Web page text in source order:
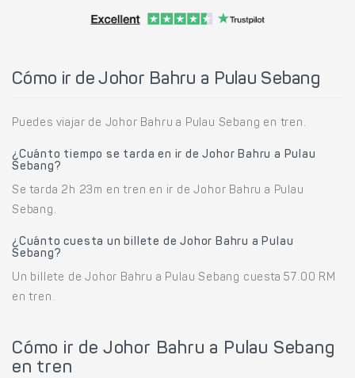
Cómo ir de Johor Bahru a Pulau Sebang
Puedes viajar de Johor Bahru a Pulau Sebang en tren.
¿Cuánto tiempo se tarda en ir de Johor Bahru a Pulau
Sebang?
Se tarda 2h 23m en tren en ir de Johor Bahru a Pulau
Sebang.
¿Cuánto cuesta un billete de Johor Bahru a Pulau
Sebang?
Un billete de Johor Bahru a Pulau Sebang cuesta 57.00 RM
en tren.
Cómo ir de Johor Bahru a Pulau Sebang
en tren